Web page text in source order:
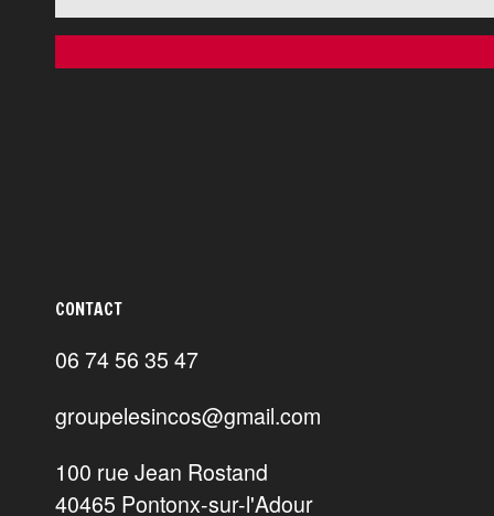
CONTACT
06 74 56 35 47
groupelesincos@gmail.com
100 rue Jean Rostand
40465 Pontonx-sur-l'Adour